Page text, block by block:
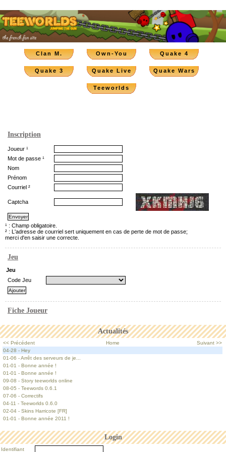
Clan M. Own-You Quake 4
Quake 3 Quake Live Quake Wars
Teeworlds
Actualités
<< Précédent Home
Suivant >>
04-28 - Hey
01-06 - Arrêt des serveurs de je...
01-01 - Bonne année !
01-01 - Bonne année !
09-08 - Story teeworlds online
08-05 - Teewords 0.6.1
07-06 - Correctifs
04-11 - Teeworlds 0.6.0
02-04 - Skins Harricote [FR]
01-01 - Bonne année 2011 !
Login
Identifiant
Inscription
Joueur ¹
Mot de passe ¹
Nom
Prénom
Courriel ²
Captcha
¹ : Champ obligatoire.
² : L'adresse de courriel sert uniquement en cas de perte de mot de passe;
merci d'en saisir une correcte.
Jeu
Jeu
Code Jeu
Fiche Joueur